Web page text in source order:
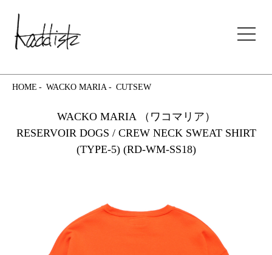
kaddish development store
HOME WACKO MARIA CUTSEW
WACKO MARIA （ワコマリア）
RESERVOIR DOGS / CREW NECK SWEAT SHIRT
(TYPE-5) (RD-WM-SS18)